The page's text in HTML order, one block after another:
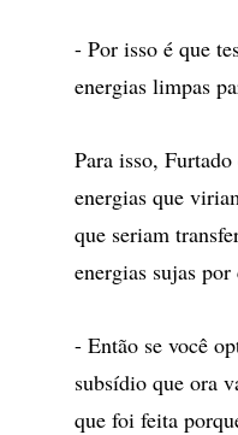
- Por isso é que
energias limpas
Para isso,
energias que
que seriam
energias sujas
- Então se você
subsídio que ora
que foi feita